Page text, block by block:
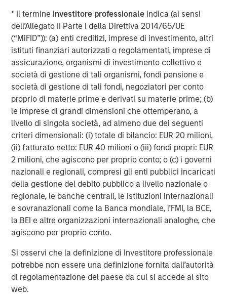
* Il termine investitore professionale indica (ai sensi
dell’Allegato II Parte I della Direttiva 2014/65/UE
(“MiFID”)): (a) enti creditizi, imprese di investimento, altri
istituti finanziari autorizzati o regolamentati, imprese di
assicurazione, organismi di investimento collettivo e
società di gestione di tali organismi, fondi pensione e
società di gestione di tali fondi, negoziatori per conto
proprio di materie prime e derivati su materie prime; (b)
le imprese di grandi dimensioni che ottemperano, a
livello di singola società, ad almeno due dei seguenti
criteri dimensionali: (i) totale di bilancio: EUR 20 milioni,
(ii) fatturato netto: EUR 40 milioni o (iii) fondi propri: EUR
2 milioni, che agiscono per proprio conto; o (c) i governi
nazionali e regionali, compresi gli enti pubblici incaricati
della gestione del debito pubblico a livello nazionale o
regionale, le banche centrali, le istituzioni internazionali
e sovranazionali come la Banca mondiale, l’FMI, la BCE,
la BEI e altre organizzazioni internazionali analoghe, che
agiscono per proprio conto.
Si osservi che la definizione di Investitore professionale
potrebbe non essere una definizione fornita dall’autorità
di regolamentazione del paese da cui si accede al sito
web.
assets located in the Anadarko Basin of Texas, Oklahoma,
and Kansas. For further information about Presidio
Petroleum, please visitwww.presidiopetroleum.com
About Morgan Stanley Energy Partners
Morgan Stanley Energy Partners is the energy-focused
private equity business of Morgan Stanley Investment
Management that makes privately negotiated equity and
equity-related investments in energy companies located
primarily in North America. Morgan Stanley Energy
Partners pursues a differentiated investment strategy,
focused on the buyout and build-up of strategically
attractive, established energy businesses across the
energy value chain in partnership with world-class
management teams. For further information about
Morgan Stanley Energy Partners, please
visitwww.morganstanley.com/im/energypartners.
Morgan Stanley Energy Partners
Morgan Stanley Energy Partners makes control
investments in energy companies primarily located in
North America. The team focuses on the buyout and
build-up of strategically attractive, established energy